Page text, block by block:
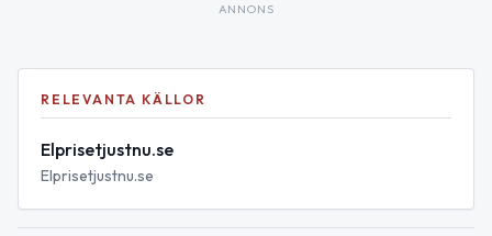
ANNONS
RELEVANTA KÄLLOR
Elprisetjustnu.se
Elprisetjustnu.se